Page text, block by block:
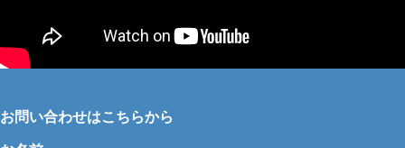
お問い合わせはこちらから